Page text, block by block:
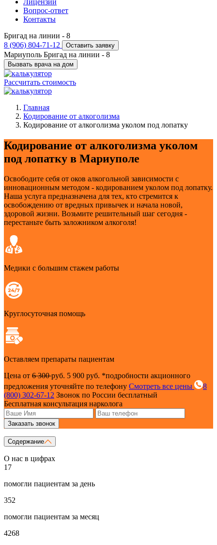
Вопрос-ответ
Контакты
Бригад на линии - 8
8 (906) 804-71-12
Оставить заявку
Мариуполь Бригад на линии - 8
Вызвать врача на дом
Рассчитать стоимость
Главная
Кодирование от алкоголизма
Кодирование от алкоголизма уколом под лопатку
Кодирование от алкоголизма уколом
под лопатку в Мариуполе
Освободите себя от оков алкогольной зависимости с
инновационным методом - кодированием уколом под лопатку.
Наша услуга предназначена для тех, кто стремится к
освобождению от вредных привычек и начала новой,
здоровой жизни. Возьмите решительный шаг сегодня -
перестаньте быть заложником алкоголя!
Медики с большим стажем работы
Круглосуточная помощь
Оставляем препараты пациентам
Цена от 6 300руб. 5 900 руб. *подробности акционного
предложения уточняйте по телефону Смотреть все цены
8
(800) 302-67-12 Звонок по России бесплатный
Бесплатная консультация нарколога
Заказать звонок
Содержание
О нас в цифрах
17
помогли пациентам за день
352
помогли пациентам за месяц
4268